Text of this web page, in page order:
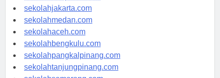
sekolahdenpasar.com
sekolahjakarta.com
sekolahmedan.com
sekolahaceh.com
sekolahbengkulu.com
sekolahpangkalpinang.com
sekolahtanjungpinang.com